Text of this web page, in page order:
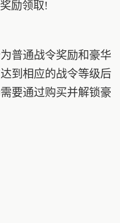
励领取!
通战令奖励和豪华
到相应的战令等级后
要通过购买并解锁豪